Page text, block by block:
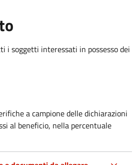
i soggetti interessati in possesso dei
a campione delle dichiarazioni
al beneficio, nella percentuale